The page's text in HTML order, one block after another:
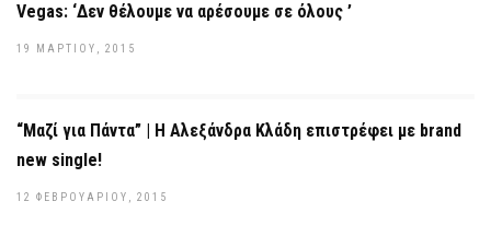
Vegas: ‘Δεν θέλουμε να αρέσουμε σε όλους ’
19 ΜΑΡΤΊΟΥ, 2015
“Μαζί για Πάντα” | Η Αλεξάνδρα Κλάδη επιστρέφει με brand
new single!
12 ΦΕΒΡΟΥΑΡΊΟΥ, 2015